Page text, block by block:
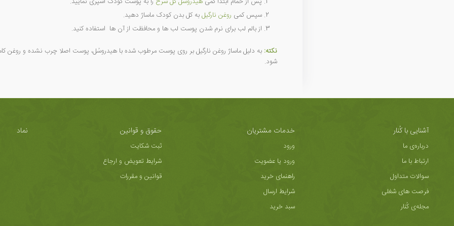
سپس کمی روغن نارگیلبه کل بدن کودک ماساژ دهید.
از بالم لب برای نرم شدن پوست لب ها و محافظت از آن ها استفاده کنید.
نکته: به دلیل ماساژ روغن نارگیل بر روی پوست مرطوب شده با هیدروسُل، پوست اصلا چرب نشده و روغن
شود.
آشنایی با کُنار
درباره‌ی ما
ارتباط با ما
سوالات متداول
فرصت های شغلی
مجله‌ی کُنار
خدمات مشتریان
ورود
ورود یا عضویت
راهنمای خرید
شرایط ارسال
سبد خرید
حقوق و قوانین
ثبت شکایت
شرایط تعویض و ارجاع
قوانین و مقررات
نماد